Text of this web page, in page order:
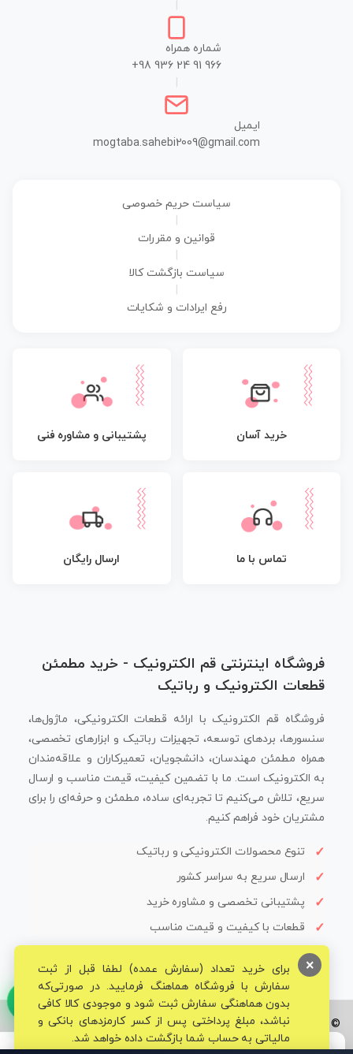
شماره همراه
+98 936 24 91 966
ایمیل
mogtaba.sahebi2009@gmail.com
سیاست حریم خصوصی
قوانین و مقررات
سیاست بازگشت کالا
رفع ایرادات و شکایات
خرید آسان پشتیبانی و مشاوره فنی
تماس با ما ارسال رایگان
فروشگاه اینترنتی قم الکترونیک - خرید مطمئن
قطعات الکترونیک و رباتیک
فروشگاه قم الکترونیک با ارائه قطعات الکترونیکی، ماژول‌ها،
سنسورها، بردهای توسعه، تجهیزات رباتیک و ابزارهای تخصصی،
همراه مطمئن مهندسان، دانشجویان، تعمیرکاران و علاقه‌مندان
به الکترونیک است. ما با تضمین کیفیت، قیمت مناسب و ارسال
سریع، تلاش می‌کنیم تا تجربه‌ای ساده، مطمئن و حرفه‌ای را برای
مشتریان خود فراهم کنیم.
تنوع محصولات الکترونیکی و رباتیک
ارسال سریع به سراسر کشور
پشتیبانی تخصصی و مشاوره خرید
قطعات با کیفیت و قیمت مناسب
© تمامی حقوق برای فروشگاه تخصصی قم الکترونیک محفوظ می‌باشد.
برای خرید تعداد (سفارش عمده) لطفا قبل از ثبت
سفارش با فروشگاه هماهنگ فرمایید. در صورتی‌که
بدون هماهنگی سفارش ثبت شود و موجودی کالا کافی
نباشد، مبلغ پرداختی پس از کسر کارمزدهای بانکی و
مالیاتی به حساب شما بازگشت داده خواهد شد.
×